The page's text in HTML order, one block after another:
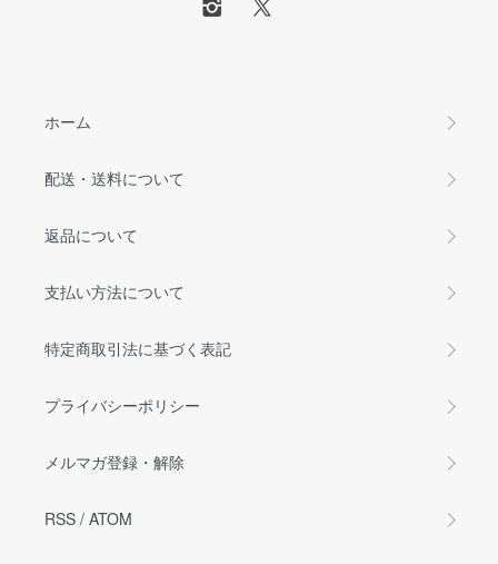
ホーム
配送・送料について
返品について
支払い方法について
特定商取引法に基づく表記
プライバシーポリシー
メルマガ登録・解除
RSS / ATOM